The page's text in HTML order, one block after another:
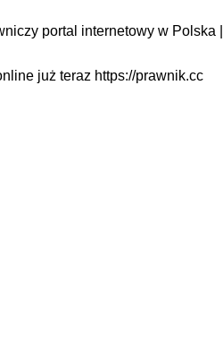
portal internetowy w Polska |
już teraz https://prawnik.cc